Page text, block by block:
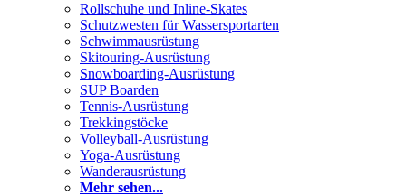
Rollschuhe und Inline-Skates
Schutzwesten für Wassersportarten
Schwimmausrüstung
Skitouring-Ausrüstung
Snowboarding-Ausrüstung
SUP Boarden
Tennis-Ausrüstung
Trekkingstöcke
Volleyball-Ausrüstung
Yoga-Ausrüstung
Wanderausrüstung
Mehr sehen...